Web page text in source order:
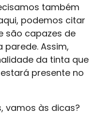
também
podemos citar
são capazes de
Assim,
da tinta que
presente no
vamos às dicas?